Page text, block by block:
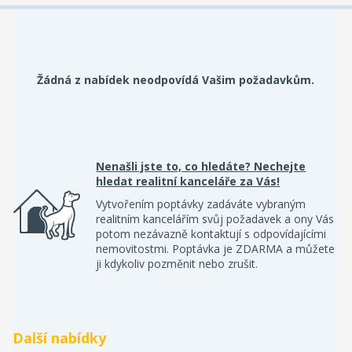
Žádná z nabídek neodpovídá Vašim požadavkům.
Nenašli jste to, co hledáte? Nechejte
hledat realitní kanceláře za Vás!
Vytvořením poptávky zadáváte vybraným
realitním kancelářím svůj požadavek a ony Vás
potom nezávazně kontaktují s odpovídajícími
nemovitostmi. Poptávka je ZDARMA a můžete
ji kdykoliv pozměnit nebo zrušit.
Další nabídky